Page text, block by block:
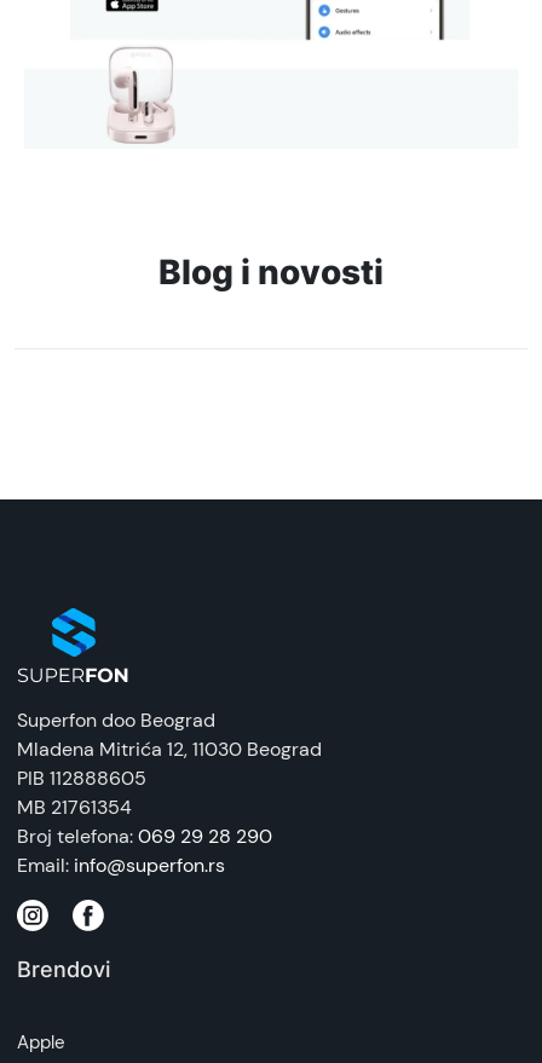
Blog i novosti
Superfon doo Beograd
Mladena Mitrića 12, 11030 Beograd
PIB 112888605
MB 21761354
Broj telefona:069 29 28 290
Email: info@superfon.rs
Brendovi
Apple